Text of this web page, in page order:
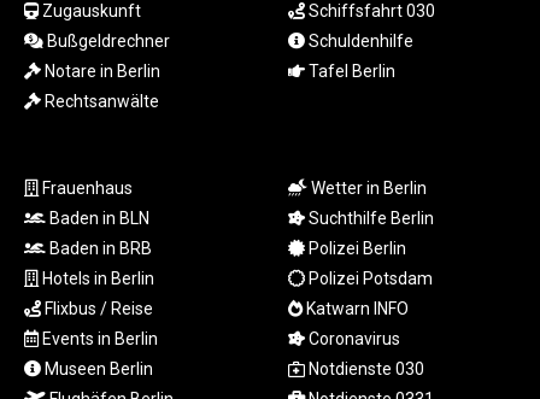
MGA
4918.938878
MKD 61.524236
MRU 46.338424
MUR 54.419742
MVR 17.862733
MWK
1998.775164
MXN 19.811945
MZN 73.882892
Zugauskunft
Bußgeldrechner
Notare in Berlin
Rechtsanwälte
Schiffsfahrt 030
Schuldenhilfe
Tafel Berlin
Frauenhaus
Baden in BLN
Baden in BRB
Hotels in Berlin
Flixbus / Reise
Events in Berlin
Museen Berlin
Wetter in Berlin
Suchthilfe Berlin
Polizei Berlin
Polizei Potsdam
Katwarn INFO
Coronavirus
Notdienste 030